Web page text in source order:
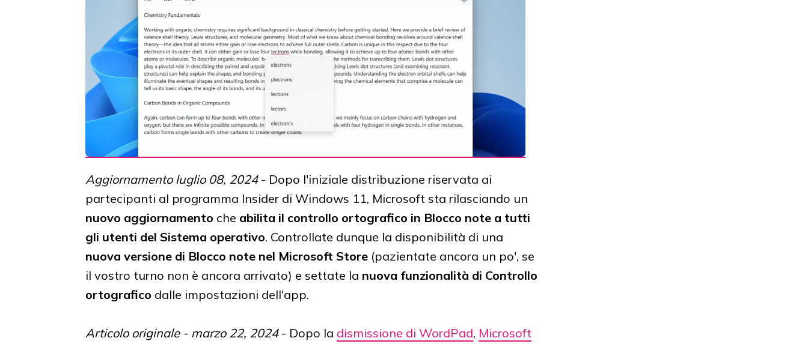
Aggiornamento luglio 08, 2024- Dopo l'iniziale distribuzione riservata ai
partecipanti al programma Insider di Windows 11, Microsoft sta rilasciando un
nuovo aggiornamento che abilita il controllo ortografico in Blocco note a tutti
gli utenti del Sistema operativo. Controllate dunque la disponibilità di una
nuova versione di Blocco note nel Microsoft Store (pazientate ancora un po', se
il vostro turno non è ancora arrivato) e settate la nuova funzionalità di Controllo
ortografico dalle impostazioni dell'app.
Articolo originale - marzo 22, 2024- Dopo la dismissione di WordPad, Microsoft